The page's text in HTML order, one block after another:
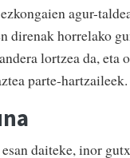
agur-
direnak horrelako
lortzea da, eta
parte-hartzaileek.
daiteke, inor